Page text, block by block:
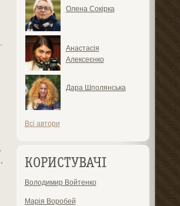
Олена Сокірка
Анастасія
Алексеєнко
Дара Шполянська
Всі автори
КОРИСТУВАЧІ
Володимир Войтенко
Марія Воробей